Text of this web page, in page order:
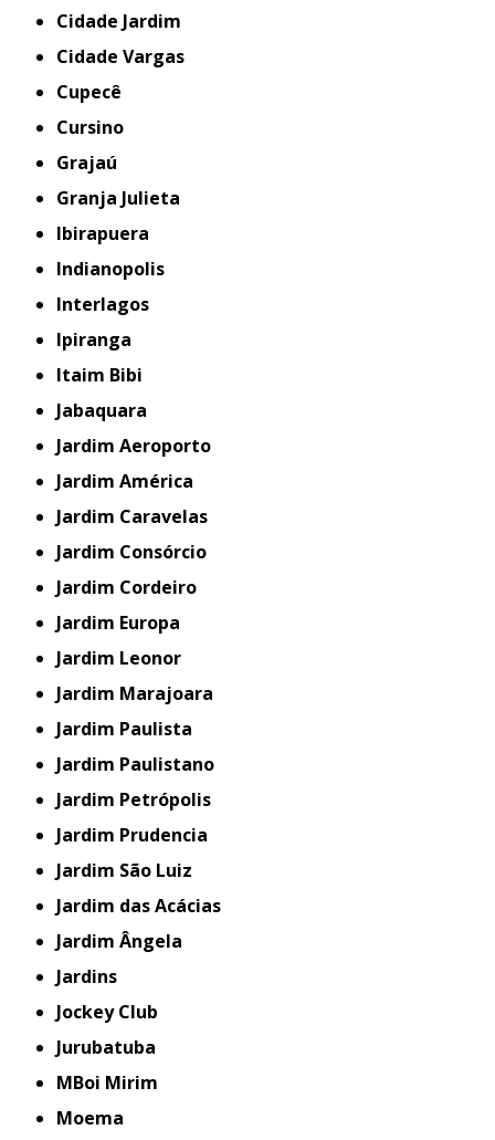
Cidade Jardim
Cidade Vargas
Cupecê
Cursino
Grajaú
Granja Julieta
Ibirapuera
Indianopolis
Interlagos
Ipiranga
Itaim Bibi
Jabaquara
Jardim Aeroporto
Jardim América
Jardim Caravelas
Jardim Consórcio
Jardim Cordeiro
Jardim Europa
Jardim Leonor
Jardim Marajoara
Jardim Paulista
Jardim Paulistano
Jardim Petrópolis
Jardim Prudencia
Jardim São Luiz
Jardim das Acácias
Jardim Ângela
Jardins
Jockey Club
Jurubatuba
MBoi Mirim
Moema